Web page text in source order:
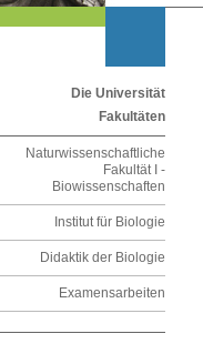
Die Universität
Fakultäten
Naturwissenschaftliche
Fakultät I -
Biowissenschaften
Institut für Biologie
Didaktik der Biologie
Examensarbeiten